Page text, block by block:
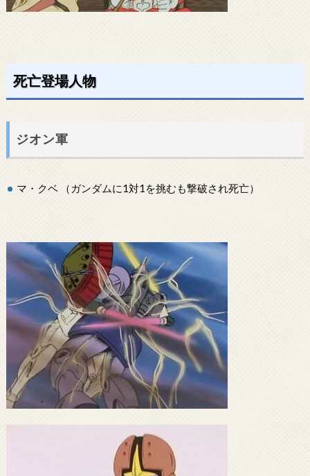
死亡登場人物
ジオン軍
マ・クベ （ガンダムに1対1を挑むも撃破され死亡）